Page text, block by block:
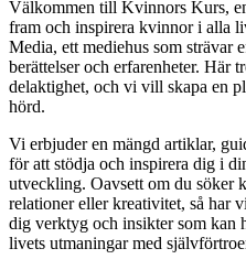
Välkommen till Kvinnors Kurs,
fram och inspirera kvinnor i alla
Media, ett mediehus som strävar
berättelser och erfarenheter. Här
delaktighet, och vi vill skapa en
hörd.
Vi erbjuder en mängd artiklar,
för att stödja och inspirera dig i
utveckling. Oavsett om du söker
relationer eller kreativitet, så har
dig verktyg och insikter som kan
livets utmaningar med